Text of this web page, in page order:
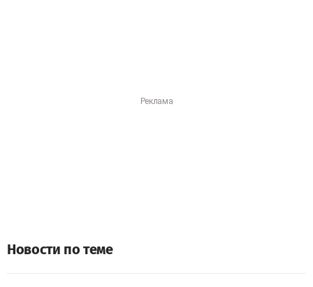
Новости по теме